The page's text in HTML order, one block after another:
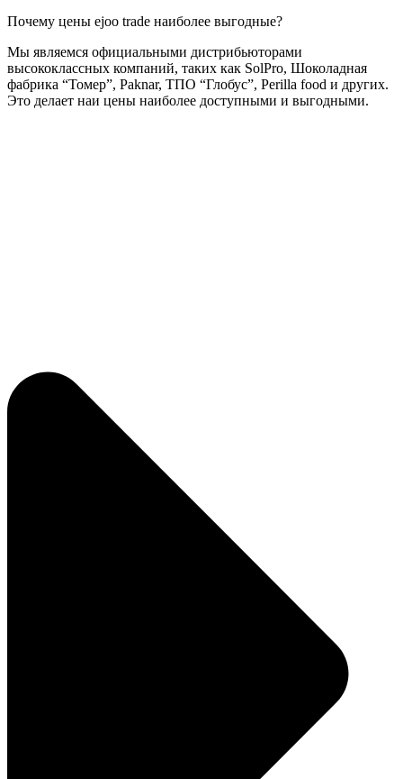
Почему цены ejoo trade наиболее выгодные?
Мы являемся официальными дистрибьюторами
высококлассных компаний, таких как SolPro, Шоколадная
фабрика “Томер”, Paknar, ТПО “Глобус”, Perilla food и других.
Это делает наи цены наиболее доступными и выгодными.